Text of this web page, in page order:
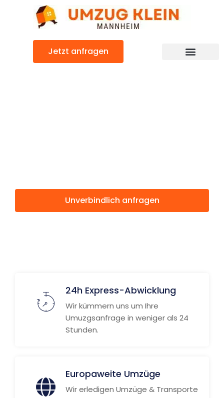
Jetzt anfragen
Unverbindlich anfragen
24h Express-Abwicklung
Wir kümmern uns um Ihre
Umuzgsanfrage in weniger als 24
Stunden.
Europaweite Umzüge
Wir erledigen Umzüge & Transporte